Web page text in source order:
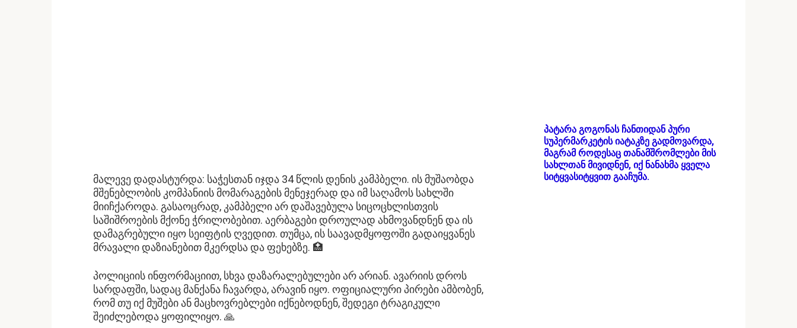
მალევე დადასტურდა: საჭესთან იჯდა 34 წლის დენის კამპბელი. ის მუშაობდა
მშენებლობის კომპანიის მომარაგების მენეჯერად და იმ საღამოს სახლში
მიიჩქაროდა. გასაოცრად, კამპბელი არ დაშავებულა სიცოცხლისთვის
საშიშროების მქონე ჭრილობებით. აერბაგები დროულად ახმოვანდნენ და ის
დამაგრებული იყო სეიფტის ღვედით. თუმცა, ის საავადმყოფოში გადაიყვანეს
მრავალი დაზიანებით მკერდსა და ფეხებზე. 🏥
პოლიციის ინფორმაციით, სხვა დაზარალებულები არ არიან. ავარიის დროს
სარდაფში, სადაც მანქანა ჩავარდა, არავინ იყო. ოფიციალური პირები ამბობენ,
რომ თუ იქ მუშები ან მაცხოვრებლები იქნებოდნენ, შედეგი ტრაგიკული
შეიძლებოდა ყოფილიყო. 🙏
პატარა გოგონას ჩანთიდან პური
სუპერმარკეტის იატაკზე გადმოვარდა,
მაგრამ როდესაც თანამშრომლები მის
სახლთან მივიდნენ, იქ ნანახმა ყველა
სიტყვასიტყვით გააჩუმა.